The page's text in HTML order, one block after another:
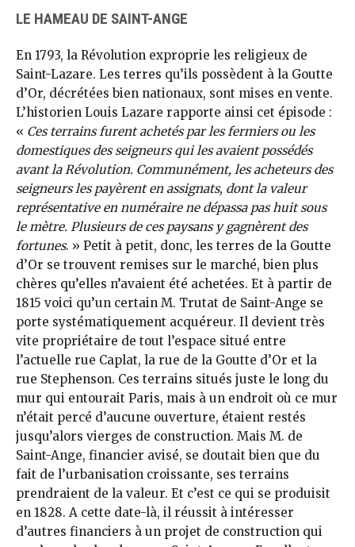
LE HAMEAU DE SAINT-ANGE
En 1793, la Révolution exproprie les religieux de
Saint-Lazare. Les terres qu’ils possèdent à la Goutte
d’Or, décrétées bien nationaux, sont mises en vente.
L’historien Louis Lazare rapporte ainsi cet épisode :
« Ces terrains furent achetés par les fermiers ou les
domestiques des seigneurs qui les avaient possédés
avant la Révolution. Communément, les acheteurs des
seigneurs les payèrent en assignats, dont la valeur
représentative en numéraire ne dépassa pas huit sous
le mètre. Plusieurs de ces paysans y gagnèrent des
fortunes. » Petit à petit, donc, les terres de la Goutte
d’Or se trouvent remises sur le marché, bien plus
chères qu’elles n’avaient été achetées. Et à partir de
1815 voici qu’un certain M. Trutat de Saint-Ange se
porte systématiquement acquéreur. Il devient très
vite propriétaire de tout l’espace situé entre
l’actuelle rue Caplat, la rue de la Goutte d’Or et la
rue Stephenson. Ces terrains situés juste le long du
mur qui entourait Paris, mais à un endroit où ce mur
n’était percé d’aucune ouverture, étaient restés
jusqu’alors vierges de construction. Mais M. de
Saint-Ange, financier avisé, se doutait bien que du
fait de l’urbanisation croissante, ses terrains
prendraient de la valeur. Et c’est ce qui se produisit
en 1828. A cette date-là, il réussit à intéresser
d’autres financiers à un projet de construction qui